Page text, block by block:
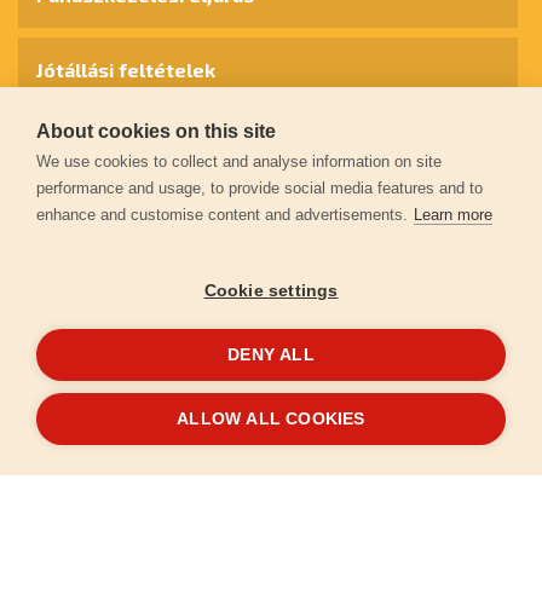
© 2026extol.hu- Minden jog fenntartva
Jótállási feltételek
Személyes adatok védelme
Kapcsolat
Garancia regisztráció
LétrehoztaFEO
About cookies on this site
We use cookies to collect and analyse information on site
performance and usage, to provide social media features and to
enhance and customise content and advertisements. Learn more
Cookie settings
DENY ALL
ALLOW ALL COOKIES